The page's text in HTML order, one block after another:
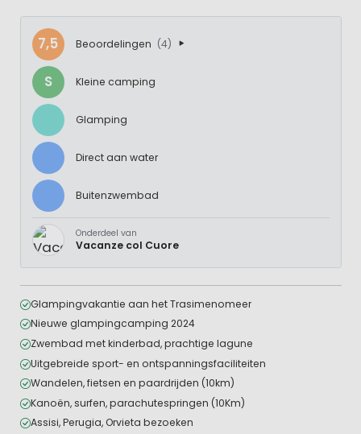
7,5 Beoordelingen (4)
S Kleine camping
Glamping
Direct aan water
Buitenzwembad
Onderdeel van
Vacanze col Cuore
Glampingvakantie aan het Trasimenomeer
Nieuwe glampingcamping 2024
Zwembad met kinderbad, prachtige lagune
Uitgebreide sport- en ontspanningsfaciliteiten
Wandelen, fietsen en paardrijden (10km)
Kanoën, surfen, parachutespringen (10Km)
Assisi, Perugia, Orvieta bezoeken